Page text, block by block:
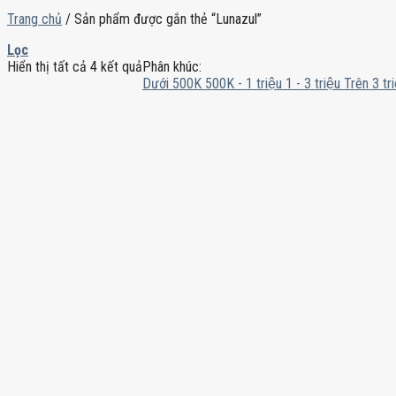
Trang chủ / Sản phẩm được gắn thẻ “Lunazul”
Lọc
Hiển thị tất cả 4 kết quảPhân khúc:
Dưới 500K 500K - 1 triệu 1 - 3 triệu Trên 3